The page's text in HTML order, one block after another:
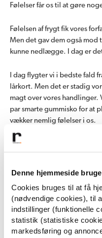
Denne hjemmeside
Cookies bruges til at få
(nødvendige cookies), til
indstillinger (funktionelle
statistik (statistiske
markedsføring og
Følelser får os til at gøre
Følelsen af frygt fik vores
Men det gav dem også mod
kunne nedlægge. I dag er
I dag flygter vi i bedste fald
lårkort. Men det er stadig
magt over vores handlinger.
par smarte gummisko for at
vækker nemlig følelser i os.
Men blot fordi følelser er
stykket. Særligt hvis noget
LÆS OGSÅ:Din hjerne